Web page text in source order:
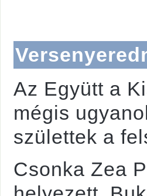
Az Együtt a
mégis
születtek a
Csonka Zea